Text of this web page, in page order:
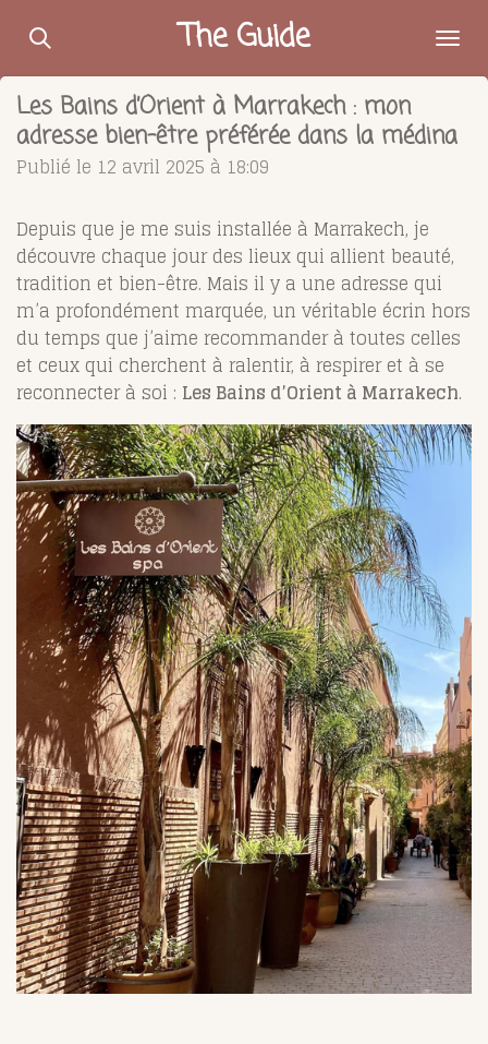
Passer
contenu
principal
The Guide
Les Bains d’Orient à Marrakech : mon
adresse bien-être préférée dans la médina
Publié le 12 avril 2025 à 18:09
Depuis que je me suis installée à Marrakech, je
découvre chaque jour des lieux qui allient beauté,
tradition et bien-être. Mais il y a une adresse qui
m’a profondément marquée, un véritable écrin hors
du temps que j’aime recommander à toutes celles
et ceux qui cherchent à ralentir, à respirer et à se
reconnecter à soi : Les Bains d’Orient à Marrakech.